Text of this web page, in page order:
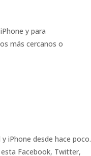
y para
más cercanos o
iPhone desde hace poco.
esta Facebook, Twitter,